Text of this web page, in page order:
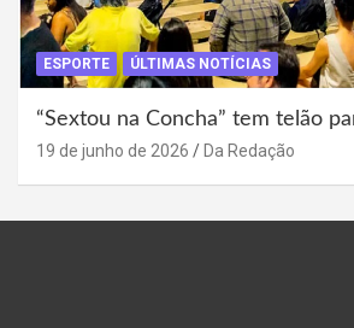
ESPORTE ÚLTIMAS NOTÍCIAS
“Sextou na Concha” tem telão
19 de junho de 2026 Da Redação